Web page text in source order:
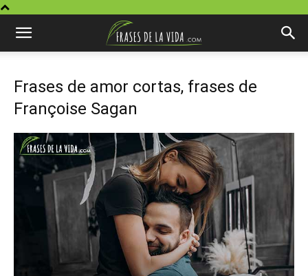
Frases de amor cortas, frases de
Françoise Sagan